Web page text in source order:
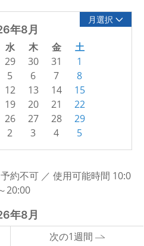
月選択
年8月
水 木 金 土
29 30 31
1
5 6 7
8
12 13 14
15
19 20 21
22
26 27 28
29
2 3 4 5
約不可 ／ 使用可能時間 10:0
20:00
年8月
次の1週間